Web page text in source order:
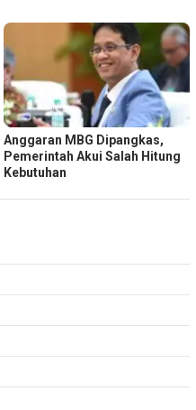
Anggaran MBG Dipangkas,
Pemerintah Akui Salah Hitung
Kebutuhan